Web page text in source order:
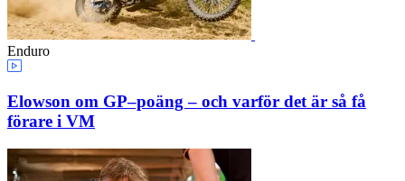
Enduro
Elowson om GP–poäng – och varför det är så få
förare i VM